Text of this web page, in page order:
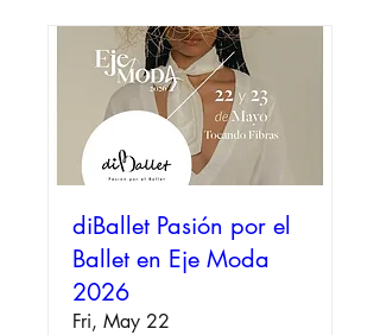
diBallet Pasión por el
Ballet en Eje Moda
2026
Fri, May 22